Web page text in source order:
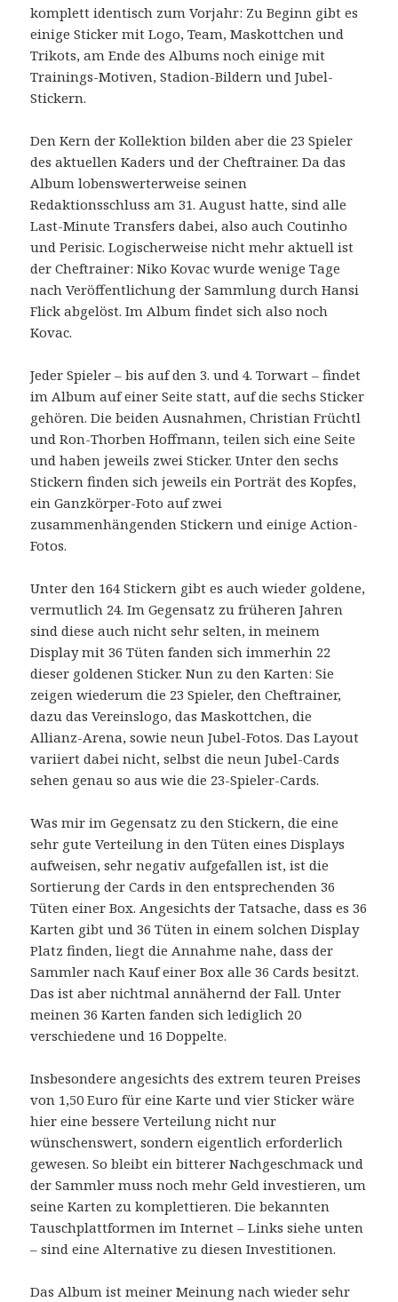
komplett identisch zum Vorjahr: Zu Beginn gibt es
einige Sticker mit Logo, Team, Maskottchen und
Trikots, am Ende des Albums noch einige mit
Trainings-Motiven, Stadion-Bildern und Jubel-
Stickern.
Den Kern der Kollektion bilden aber die 23 Spieler
des aktuellen Kaders und der Cheftrainer. Da das
Album lobenswerterweise seinen
Redaktionsschluss am 31. August hatte, sind alle
Last-Minute Transfers dabei, also auch Coutinho
und Perisic. Logischerweise nicht mehr aktuell ist
der Cheftrainer: Niko Kovac wurde wenige Tage
nach Veröffentlichung der Sammlung durch Hansi
Flick abgelöst. Im Album findet sich also noch
Kovac.
Jeder Spieler – bis auf den 3. und 4. Torwart – findet
im Album auf einer Seite statt, auf die sechs Sticker
gehören. Die beiden Ausnahmen, Christian Früchtl
und Ron-Thorben Hoffmann, teilen sich eine Seite
und haben jeweils zwei Sticker. Unter den sechs
Stickern finden sich jeweils ein Porträt des Kopfes,
ein Ganzkörper-Foto auf zwei
zusammenhängenden Stickern und einige Action-
Fotos.
Unter den 164 Stickern gibt es auch wieder goldene,
vermutlich 24. Im Gegensatz zu früheren Jahren
sind diese auch nicht sehr selten, in meinem
Display mit 36 Tüten fanden sich immerhin 22
dieser goldenen Sticker. Nun zu den Karten: Sie
zeigen wiederum die 23 Spieler, den Cheftrainer,
dazu das Vereinslogo, das Maskottchen, die
Allianz-Arena, sowie neun Jubel-Fotos. Das Layout
variiert dabei nicht, selbst die neun Jubel-Cards
sehen genau so aus wie die 23-Spieler-Cards.
Was mir im Gegensatz zu den Stickern, die eine
sehr gute Verteilung in den Tüten eines Displays
aufweisen, sehr negativ aufgefallen ist, ist die
Sortierung der Cards in den entsprechenden 36
Tüten einer Box. Angesichts der Tatsache, dass es 36
Karten gibt und 36 Tüten in einem solchen Display
Platz finden, liegt die Annahme nahe, dass der
Sammler nach Kauf einer Box alle 36 Cards besitzt.
Das ist aber nichtmal annähernd der Fall. Unter
meinen 36 Karten fanden sich lediglich 20
verschiedene und 16 Doppelte.
Insbesondere angesichts des extrem teuren Preises
von 1,50 Euro für eine Karte und vier Sticker wäre
hier eine bessere Verteilung nicht nur
wünschenswert, sondern eigentlich erforderlich
gewesen. So bleibt ein bitterer Nachgeschmack und
der Sammler muss noch mehr Geld investieren, um
seine Karten zu komplettieren. Die bekannten
Tauschplattformen im Internet – Links siehe unten
– sind eine Alternative zu diesen Investitionen.
Das Album ist meiner Meinung nach wieder sehr